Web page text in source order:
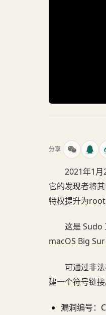
分享
2021年1月
它的发现者将
特权提升为root
这是 Sudo
macOS Big Sur
可通过非
建一个符号链接
漏洞编号：